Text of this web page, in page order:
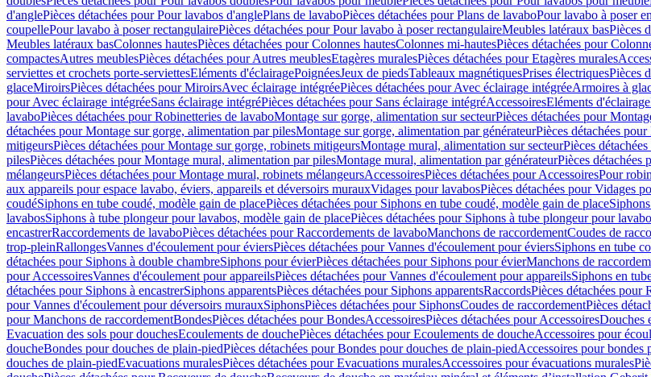
d'anglePièces détachées pour Pour lavabos d'anglePlans de lavaboPièces détachées pour Plans de lavaboPour lavabo à poser
coupellePour lavabo à poser rectangulairePièces détachées pour Pour lavabo à poser rectangulaireMeubles latéraux basPièces
Meubles latéraux basColonnes hautesPièces détachées pour Colonnes hautesColonnes mi-hautesPièces détachées pour
compactesAutres meublesPièces détachées pour Autres meublesEtagères muralesPièces détachées pour Etagères murales
serviettes et crochets porte-serviettesEléments d'éclairagePoignéesJeux de piedsTableaux magnétiquesPrises électriquesPièces
glaceMiroirsPièces détachées pour MiroirsAvec éclairage intégréePièces détachées pour Avec éclairage intégréeArmoires à
pour Avec éclairage intégréeSans éclairage intégréPièces détachées pour Sans éclairage intégréAccessoiresEléments d'éclairage
lavaboPièces détachées pour Robinetteries de lavaboMontage sur gorge, alimentation sur secteurPièces détachées pour
détachées pour Montage sur gorge, alimentation par pilesMontage sur gorge, alimentation par générateurPièces détachées
mitigeursPièces détachées pour Montage sur gorge, robinets mitigeursMontage mural, alimentation sur secteurPièces
pilesPièces détachées pour Montage mural, alimentation par pilesMontage mural, alimentation par générateurPièces détachées
mélangeursPièces détachées pour Montage mural, robinets mélangeursAccessoiresPièces détachées pour AccessoiresPour
aux appareils pour espace lavabo, éviers, appareils et déversoirs murauxVidages pour lavabosPièces détachées pour Vidages
coudéSiphons en tube coudé, modèle gain de placePièces détachées pour Siphons en tube coudé, modèle gain de place
lavabosSiphons à tube plongeur pour lavabos, modèle gain de placePièces détachées pour Siphons à tube plongeur pour
encastrerRaccordements de lavaboPièces détachées pour Raccordements de lavaboManchons de raccordementCoudes de
trop-pleinRallongesVannes d'écoulement pour éviersPièces détachées pour Vannes d'écoulement pour éviersSiphons en tube
détachées pour Siphons à double chambreSiphons pour évierPièces détachées pour Siphons pour évierManchons de
pour AccessoiresVannes d'écoulement pour appareilsPièces détachées pour Vannes d'écoulement pour appareilsSiphons en
détachées pour Siphons à encastrerSiphons apparentsPièces détachées pour Siphons apparentsRaccordsPièces détachées pour
pour Vannes d'écoulement pour déversoirs murauxSiphonsPièces détachées pour SiphonsCoudes de raccordementPièces
pour Manchons de raccordementBondesPièces détachées pour BondesAccessoiresPièces détachées pour AccessoiresDouches
Evacuation des sols pour douchesEcoulements de douchePièces détachées pour Ecoulements de doucheAccessoires pour
doucheBondes pour douches de plain-piedPièces détachées pour Bondes pour douches de plain-piedAccessoires pour bondes
douches de plain-piedEvacuations muralesPièces détachées pour Evacuations muralesAccessoires pour évacuations murales